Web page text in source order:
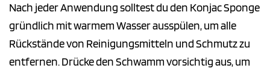
Nach jeder Anwendung solltest du den Konjac Sponge
gründlich mit warmem Wasser ausspülen, um alle
Rückstände von Reinigungsmitteln und Schmutz zu
entfernen. Drücke den Schwamm vorsichtig aus, um